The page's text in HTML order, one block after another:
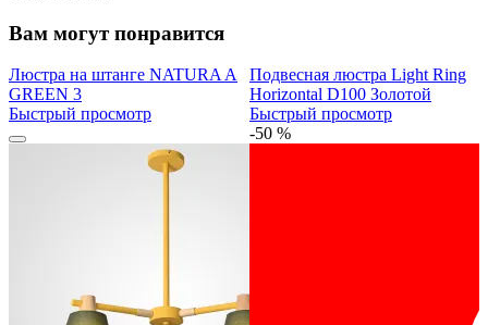
Вам могут понравится
Люстра на штанге NATURA A
GREEN 3
Быстрый просмотр
Подвесная люстра Light Ring
Horizontal D100 Золотой
Быстрый просмотр
-50 %